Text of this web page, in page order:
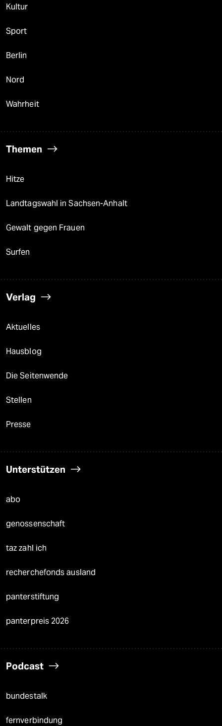
Kultur
Sport
Berlin
Nord
Wahrheit
Themen
Hitze
Landtagswahl in Sachsen-Anhalt
Gewalt gegen Frauen
Surfen
Verlag
Aktuelles
Hausblog
Die Seitenwende
Stellen
Presse
Unterstützen
abo
genossenschaft
taz zahl ich
recherchefonds ausland
panterstiftung
panterpreis 2026
Podcast
bundestalk
fernverbindung